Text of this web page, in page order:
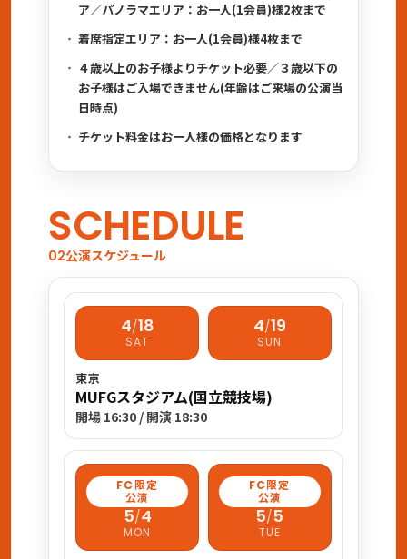
ア／パノラマエリア：お一人(1会員)様2枚まで
着席指定エリア：お一人(1会員)様4枚まで
４歳以上のお子様よりチケット必要／３歳以下の
お子様はご入場できません(年齢はご来場の公演当
日時点)
チケット料金はお一人様の価格となります
SCHEDULE
02公演スケジュール
4/18
SAT
4/19
SUN
東京
MUFGスタジアム(国立競技場)
開場 16:30 / 開演 18:30
FC限定
公演
5/4
MON
FC限定
公演
5/5
TUE